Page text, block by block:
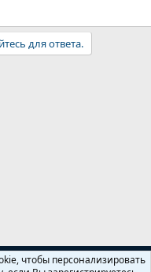
для ответа.
чтобы персонализировать